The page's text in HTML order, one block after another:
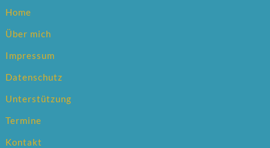
Home
Über mich
Impressum
Datenschutz
Unterstützung
Termine
Kontakt